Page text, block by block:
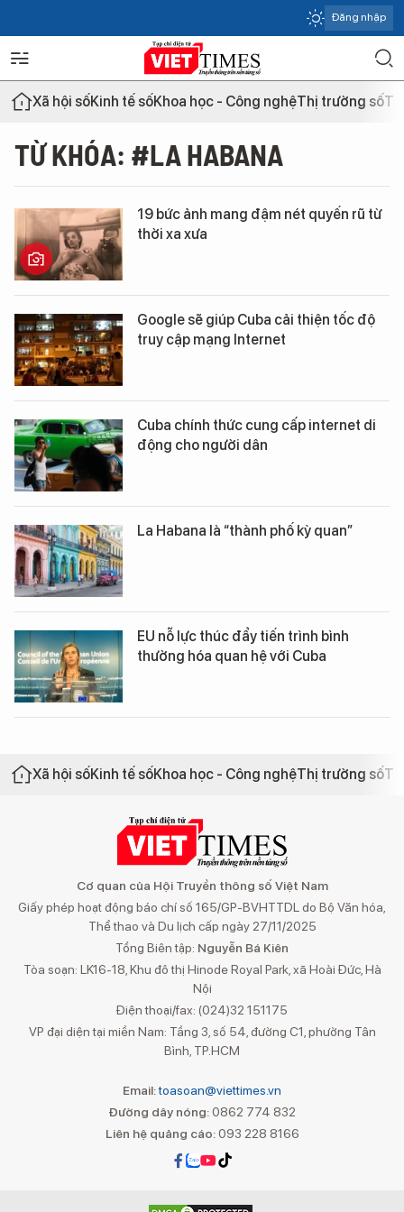
Đăng nhập
Xã hội sốKinh tế sốKhoa học - Công nghệThị trường số
TỪ KHÓA: #LA HABANA
19 bức ảnh mang đậm nét quyến rũ từ
thời xa xưa
Google sẽ giúp Cuba cải thiện tốc độ
truy cập mạng Internet
Cuba chính thức cung cấp internet di
động cho người dân
La Habana là “thành phố kỳ quan”
EU nỗ lực thúc đẩy tiến trình bình
thường hóa quan hệ với Cuba
Xã hội sốKinh tế sốKhoa học - Công nghệThị trường số
Cơ quan của Hội Truyền thông số Việt Nam
Giấy phép hoạt động báo chí số 165/GP-BVHTTDL do Bộ Văn hóa,
Thể thao và Du lịch cấp ngày 27/11/2025
Tổng Biên tập: Nguyễn Bá Kiên
Tòa soạn: LK16-18, Khu đô thị Hinode Royal Park, xã Hoài Đức, Hà
Nội
Điện thoại/fax: (024)32 151175
VP đại diện tại miền Nam: Tầng 3, số 54, đường C1, phường Tân
Bình, TP.HCM
Email:toasoan@viettimes.vn
Đường dây nóng: 0862 774 832
Liên hệ quảng cáo:093 228 8166